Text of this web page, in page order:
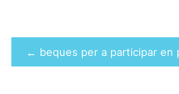
Navegació
d'entrades
← beques per a participar en